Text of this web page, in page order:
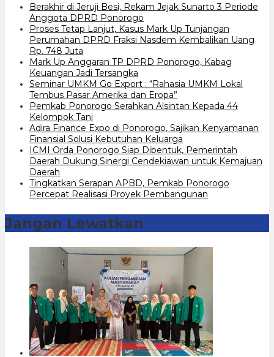
Berakhir di Jeruji Besi, Rekam Jejak Sunarto 3 Periode
Anggota DPRD Ponorogo
Proses Tetap Lanjut, Kasus Mark Up Tunjangan
Perumahan DPRD Fraksi Nasdem Kembalikan Uang
Rp. 748 Juta
Mark Up Anggaran TP DPRD Ponorogo, Kabag
Keuangan Jadi Tersangka
Seminar UMKM Go Export : “Rahasia UMKM Lokal
Tembus Pasar Amerika dan Eropa”
Pemkab Ponorogo Serahkan Alsintan Kepada 44
Kelompok Tani
Adira Finance Expo di Ponorogo, Sajikan Kenyamanan
Finansial Solusi Kebutuhan Keluarga
ICMI Orda Ponorogo Siap Dibentuk, Pemerintah
Daerah Dukung Sinergi Cendekiawan untuk Kemajuan
Daerah
Tingkatkan Serapan APBD, Pemkab Ponorogo
Percepat Realisasi Proyek Pembangunan
Jangan Lewatkan